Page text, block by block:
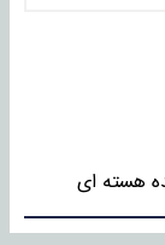
هسته ای